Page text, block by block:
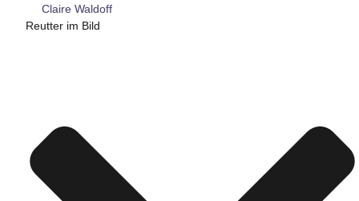
Claire Waldoff
Reutter im Bild